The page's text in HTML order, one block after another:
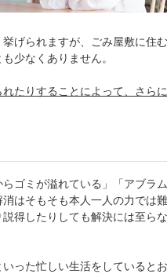
げられますが、ごみ屋敷に住む
少なくありません。
たりすることによって、さらに
ゴミが溢れている」「アブラム
はそもそも本人一人の力では難
得したりしても解決には至らな
った忙しい生活をしているとお